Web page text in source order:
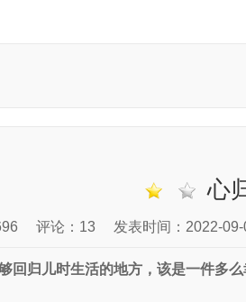
心
评论：13 发表时间：2022-
回归儿时生活的地方，该是一件多么